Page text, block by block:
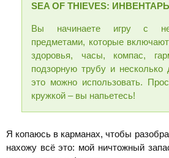
SEA OF THIEVES: ИНВЕНТАРЬ
Вы начинаете игру с
предметами, которые
здоровья, часы, компас,
подзорную трубу и
это можно использовать.
кружкой – вы напьетесь!
Я копаюсь в карманах, чтобы
нахожу всё это: мой ничтожный